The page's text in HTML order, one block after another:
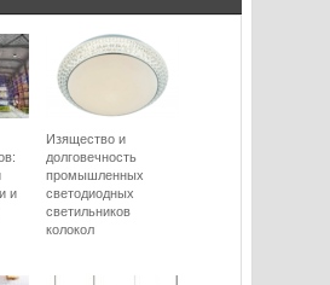
и
Изящество и
долговечность
промышленных
светодиодных
светильников
колокол